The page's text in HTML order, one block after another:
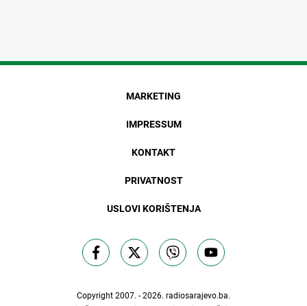
MARKETING
IMPRESSUM
KONTAKT
PRIVATNOST
USLOVI KORIŠTENJA
Copyright 2007. - 2026. radiosarajevo.ba.